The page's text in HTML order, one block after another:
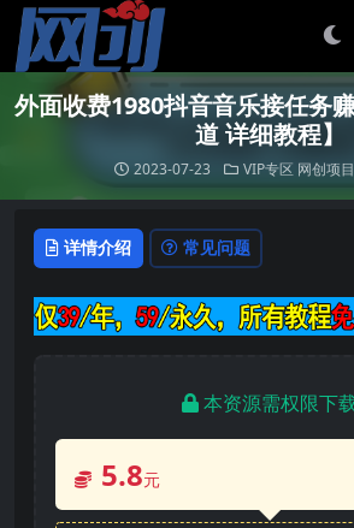
外面收费1980抖音音乐接任务
道 详细教程】
2023-07-23 VIP专区 网创项目
详情介绍 常见问题
本资源需权限下
5.8元